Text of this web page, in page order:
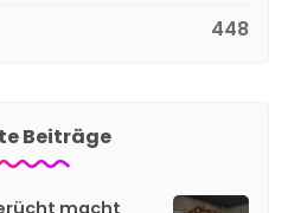
448
Beiträge